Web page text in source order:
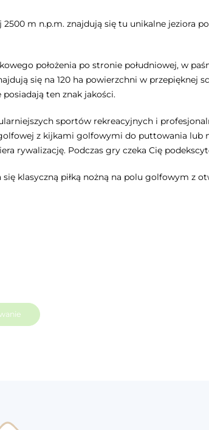
m n.p.m. znajdują się tu unikalne jeziora
położenia po stronie południowej, w
się na 120 ha powierzchni w przepięknej
ten znak jakości.
sportów rekreacyjnych i
z kijkami golfowymi do puttowania lub
rywalizację. Podczas gry czeka Cię
klasyczną piłką nożną na polu golfowym z